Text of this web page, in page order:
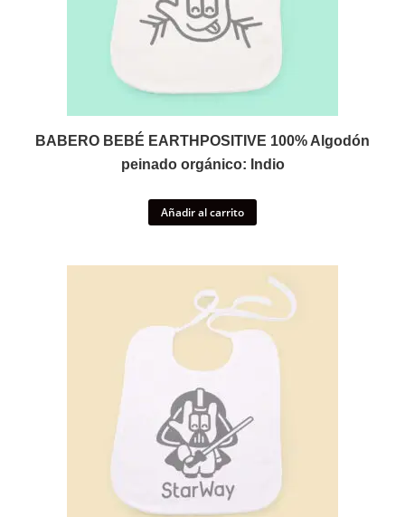
BABERO BEBÉ EARTHPOSITIVE 100% Algodón
peinado orgánico: Indio
Añadir al carrito